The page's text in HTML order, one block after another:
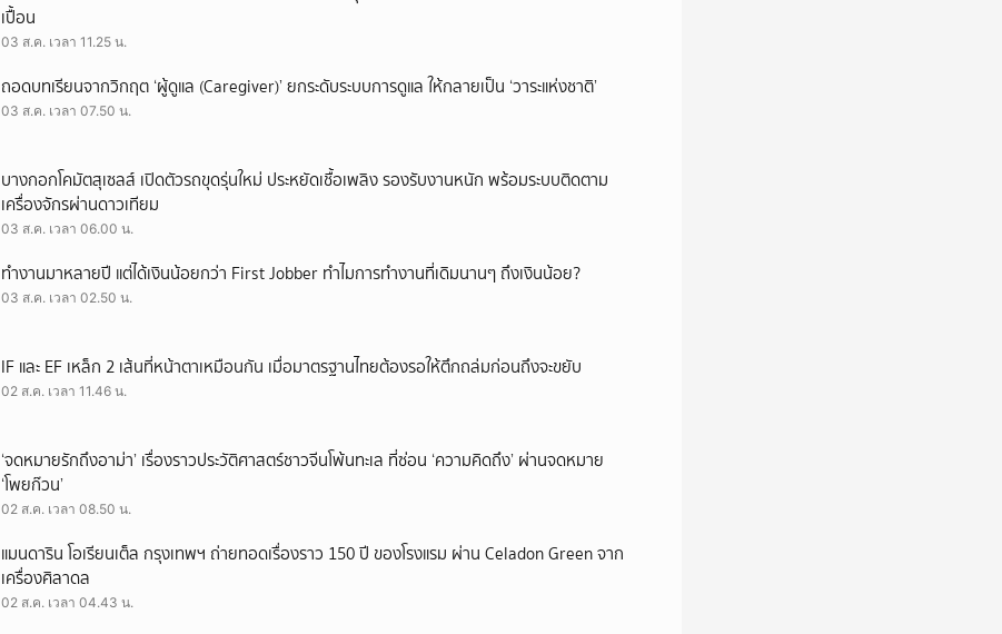
เปื้อน
03 ส.ค. เวลา 11.25 น.
ถอดบทเรียนจากวิกฤต ‘ผู้ดูแล (Caregiver)’ ยกระดับระบบการดูแล ให้กลายเป็น ‘วาระแห่งชาติ’
03 ส.ค. เวลา 07.50 น.
บางกอกโคมัตสุเซลส์ เปิดตัวรถขุดรุ่นใหม่ ประหยัดเชื้อเพลิง รองรับงานหนัก พร้อมระบบติดตาม
เครื่องจักรผ่านดาวเทียม
03 ส.ค. เวลา 06.00 น.
ทำงานมาหลายปี แต่ได้เงินน้อยกว่า First Jobber ทำไมการทำงานที่เดิมนานๆ ถึงเงินน้อย?
03 ส.ค. เวลา 02.50 น.
IF และ EF เหล็ก 2 เส้นที่หน้าตาเหมือนกัน เมื่อมาตรฐานไทยต้องรอให้ตึกถล่มก่อนถึงจะขยับ
02 ส.ค. เวลา 11.46 น.
‘จดหมายรักถึงอาม่า’ เรื่องราวประวัติศาสตร์ชาวจีนโพ้นทะเล ที่ซ่อน ‘ความคิดถึง’ ผ่านจดหมาย
‘โพยก๊วน’
02 ส.ค. เวลา 08.50 น.
แมนดาริน โอเรียนเต็ล กรุงเทพฯ ถ่ายทอดเรื่องราว 150 ปี ของโรงแรม ผ่าน Celadon Green จาก
เครื่องศิลาดล
02 ส.ค. เวลา 04.43 น.